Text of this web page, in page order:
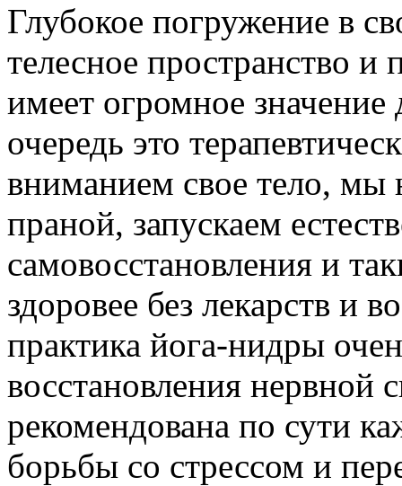
Глубокое погружение в
телесное пространство и
имеет огромное
очередь это
вниманием свое тело, мы
праной, запускаем
самовосстановления и
здоровее без лекарств и
практика йога-нидры
восстановления нервной
рекомендована по сути
борьбы со стрессом и